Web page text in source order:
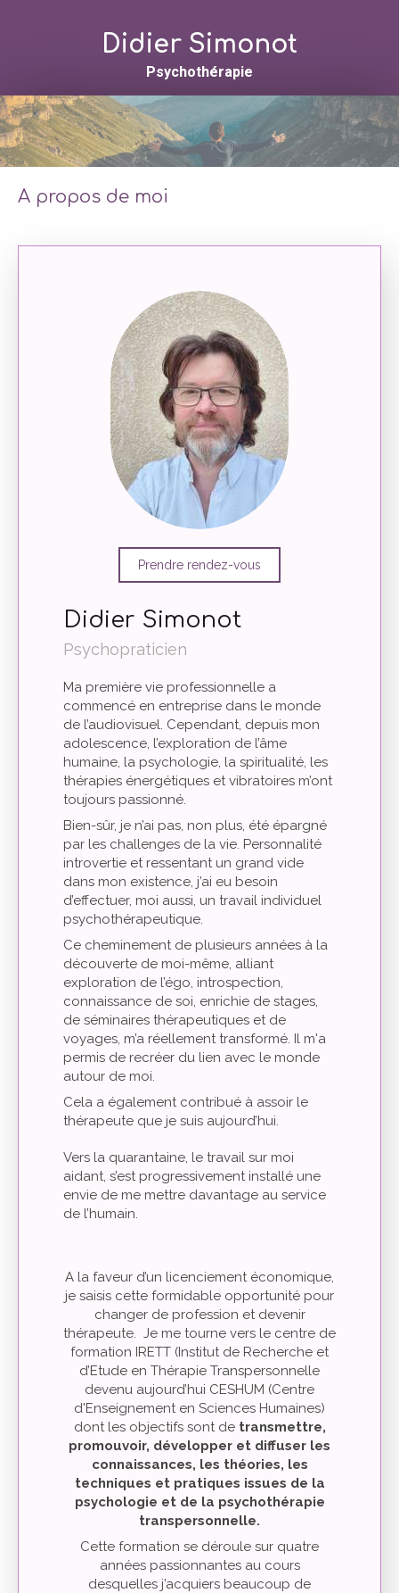
Didier Simonot
Psychothérapie
A propos de moi
Prendre rendez-vous
Didier Simonot
Psychopraticien
Ma première vie professionnelle a
commencé en entreprise dans le monde
de l’audiovisuel. Cependant, depuis mon
adolescence, l’exploration de l’âme
humaine, la psychologie, la spiritualité, les
thérapies énergétiques et vibratoires m’ont
toujours passionné.
Bien-sûr, je n’ai pas, non plus, été épargné
par les challenges de la vie. Personnalité
introvertie et ressentant un grand vide
dans mon existence, j’ai eu besoin
d’effectuer, moi aussi, un travail individuel
psychothérapeutique.
Ce cheminement de plusieurs années à la
découverte de moi-même, alliant
exploration de l’égo, introspection,
connaissance de soi, enrichie de stages,
de séminaires thérapeutiques et de
voyages, m’a réellement transformé. Il m'a
permis de recréer du lien avec le monde
autour de moi.
Cela a également contribué à assoir le
thérapeute que je suis aujourd’hui.
Vers la quarantaine, le travail sur moi
aidant, s’est progressivement installé une
envie de me mettre davantage au service
de l’humain.
A la faveur d’un licenciement économique,
je saisis cette formidable opportunité pour
changer de profession et devenir
thérapeute. Je me tourne vers le centre de
formation IRETT (Institut de Recherche et
d’Etude en Thérapie Transpersonnelle
devenu aujourd’hui CESHUM (Centre
d'Enseignement en Sciences Humaines)
dont les objectifs sont de transmettre,
promouvoir, développer et diffuser les
connaissances, les théories, les
techniques et pratiques issues de la
psychologie et de la psychothérapie
transpersonnelle.
Cette formation se déroule sur quatre
années passionnantes au cours
desquelles j’acquiers beaucoup de